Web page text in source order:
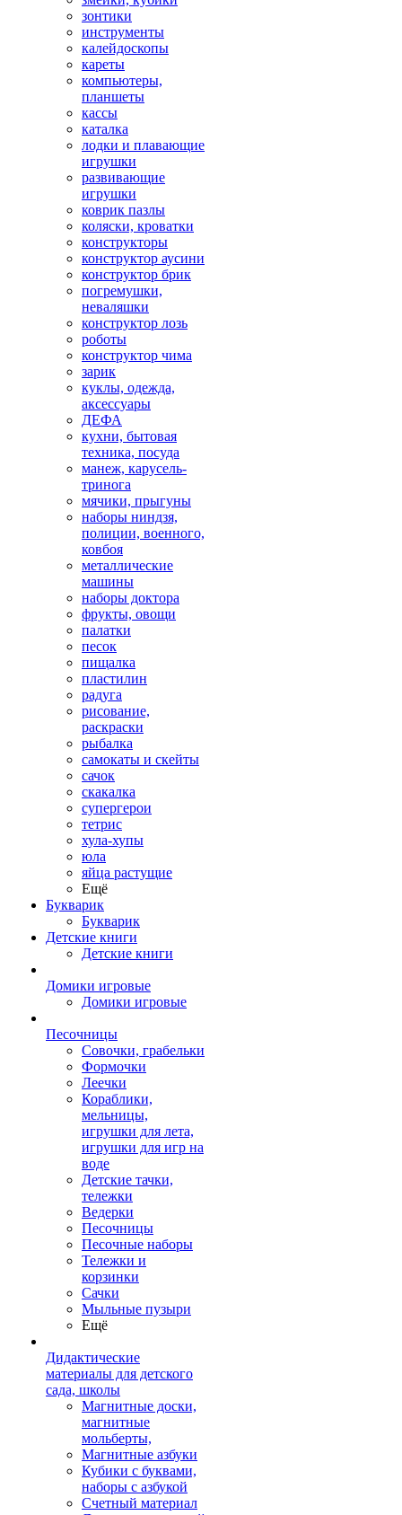
зонтики
инструменты
калейдоскопы
кареты
компьютеры,
планшеты
кассы
каталка
лодки и плавающие
игрушки
развивающие
игрушки
коврик пазлы
коляски, кроватки
конструкторы
конструктор аусини
конструктор брик
погремушки,
неваляшки
конструктор лозь
роботы
конструктор чима
зарик
куклы, одежда,
аксессуары
ДЕФА
кухни, бытовая
техника, посуда
манеж, карусель-
тринога
мячики, прыгуны
наборы ниндзя,
полиции, военного,
ковбоя
металлические
машины
наборы доктора
фрукты, овощи
палатки
песок
пищалка
пластилин
радуга
рисование,
раскраски
рыбалка
самокаты и скейты
сачок
скакалка
супергерои
тетрис
хула-хупы
юла
яйца растущие
Ещё
Букварик
Букварик
Детские книги
Детские книги
Домики игровые
Домики игровые
Песочницы
Совочки, грабельки
Формочки
Леечки
Кораблики,
мельницы,
игрушки для лета,
игрушки для игр на
воде
Детские тачки,
тележки
Ведерки
Песочницы
Песочные наборы
Тележки и
корзинки
Сачки
Мыльные пузыри
Ещё
Дидактические
материалы для детского
сада, школы
Магнитные доски,
магнитные
мольберты,
Магнитные азбуки
Кубики с буквами,
наборы с азбукой
Счетный материал